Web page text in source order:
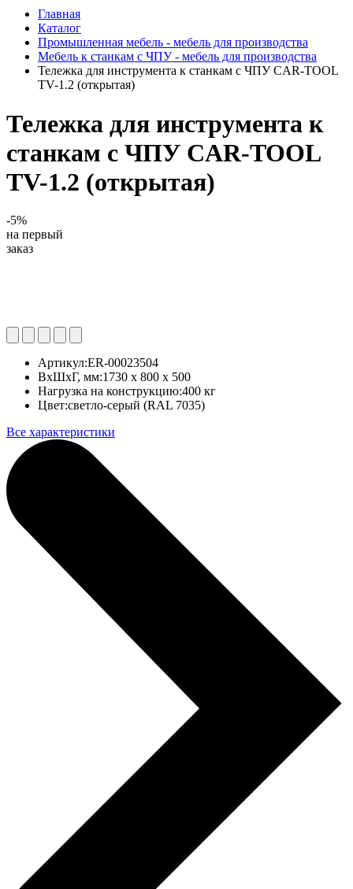
Главная
Каталог
Промышленная мебель - мебель для производства
Мебель к станкам с ЧПУ - мебель для производства
Тележка для инструмента к станкам с ЧПУ CAR-TOOL
TV-1.2 (открытая)
Тележка для инструмента к
станкам с ЧПУ CAR-TOOL
TV-1.2 (открытая)
-5%
на первый
заказ
Артикул:ER-00023504
ВхШхГ, мм:1730 x 800 x 500
Нагрузка на конструкцию:400 кг
Цвет:светло-серый (RAL 7035)
Все характеристики